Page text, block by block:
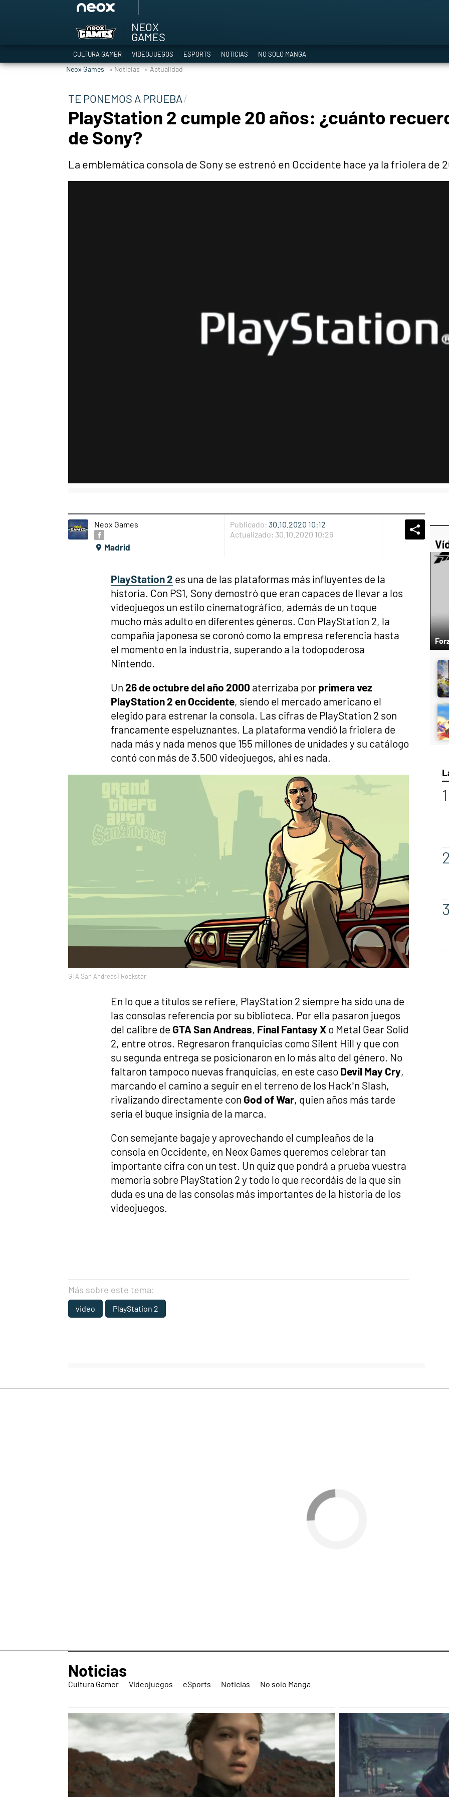
TGA Tercera gala
Super Mario cafetería oficial
Hyrule Warriors
Asia peculiar tradición
NEOX
GAMES
CULTURA GAMER VIDEOJUEGOS ESPORTS NOTICIAS NO SOLO MANGA
Neox Games » Noticias » Actualidad
TE PONEMOS A PRUEBA
PlayStation 2 cumple 20 años: ¿cuánto
de Sony?
La emblemática consola de Sony se estrenó en Occidente hace ya la friolera de
Neox Games
Madrid
Publicado:30.10.2020 10:12
Actualizado: 30.10.2020 10:26 Whatsapp
PlayStation 2 es una de las plataformas más influyentes de la
historia. Con PS1, Sony demostró que eran capaces de llevar a los
videojuegos un estilo cinematográfico, además de un toque
mucho más adulto en diferentes géneros. Con PlayStation 2, la
compañía japonesa se coronó como la empresa referencia hasta
el momento en la industria, superando a la todopoderosa
Nintendo.
Un 26 de octubre del año 2000 aterrizaba por primera vez
PlayStation 2 en Occidente, siendo el mercado americano el
elegido para estrenar la consola. Las cifras de PlayStation 2 son
francamente espeluznantes. La plataforma vendió la friolera de
nada más y nada menos que 155 millones de unidades y su catálogo
contó con más de 3.500 videojuegos, ahí es nada.
GTA San Andreas | Rockstar
En lo que a títulos se refiere, PlayStation 2 siempre ha sido una de
las consolas referencia por su biblioteca. Por ella pasaron juegos
del calibre de GTA San Andreas, Final Fantasy X o Metal Gear Solid
2, entre otros. Regresaron franquicias como Silent Hill y que con
su segunda entrega se posicionaron en lo más alto del género. No
faltaron tampoco nuevas franquicias, en este caso Devil May Cry,
marcando el camino a seguir en el terreno de los Hack’n Slash,
rivalizando directamente con God of War, quien años más tarde
sería el buque insignia de la marca.
Con semejante bagaje y aprovechando el cumpleaños de la
consola en Occidente, en Neox Games queremos celebrar tan
importante cifra con un test. Un quiz que pondrá a prueba vuestra
memoria sobre PlayStation 2 y todo lo que recordáis de la que sin
duda es una de las consolas más importantes de la historia de los
videojuegos.
Más sobre este tema:
video PlayStation 2
Noticias
Cultura Gamer Videojuegos eSports Noticias No solo Manga